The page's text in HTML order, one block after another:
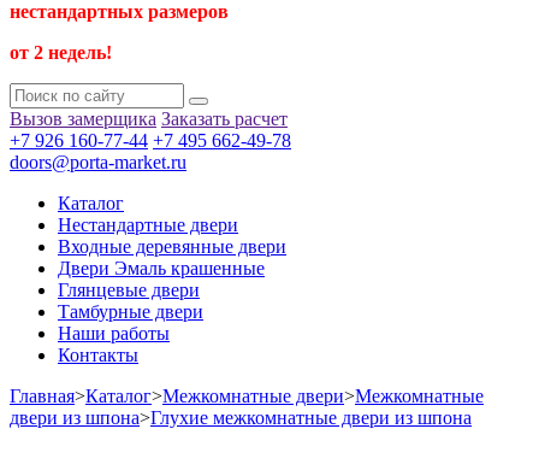
нестандартных размеров
от 2 недель!
Вызов замерщика Заказать расчет
+7 926 160-77-44 +7 495 662-49-78
doors@porta-market.ru
Каталог
Нестандартные двери
Входные деревянные двери
Двери Эмаль крашенные
Глянцевые двери
Тамбурные двери
Наши работы
Контакты
Главная>Каталог>Межкомнатные двери>Межкомнатные
двери из шпона>Глухие межкомнатные двери из шпона